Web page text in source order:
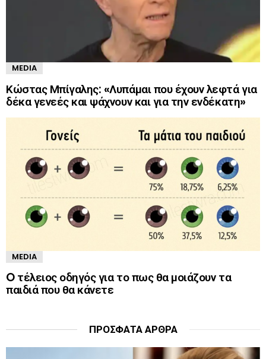
MEDIA
Κώστας Μπίγαλης: «Λυπάμαι που έχουν λεφτά για
δέκα γενεές και ψάχνουν και για την ενδέκατη»
MEDIA
O τέλειος οδηγός για το πως θα μοιάζουν τα
παιδιά που θα κάνετε
ΠΡΌΣΦΑΤΑ ΆΡΘΡΑ